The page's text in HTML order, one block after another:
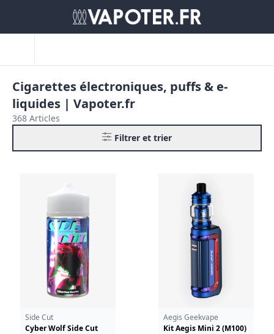
Cigarettes électroniques, puffs & e-
liquides | Vapoter.fr
368 Articles
Filtrer et trier
Side Cut
Cyber Wolf Side Cut
Aegis Geekvape
Kit Aegis Mini 2 (M100)